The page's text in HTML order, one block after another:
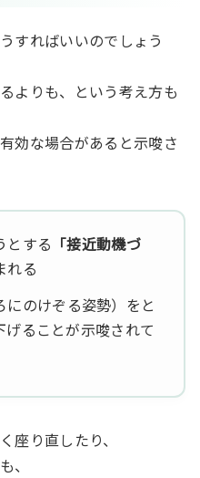
すればいいのでしょう
よりも、という考え方も
効な場合があると示唆さ
とする 「接近動機づ
れる
にのけぞる姿勢）をと
ることが示唆されて
座り直したり、
、